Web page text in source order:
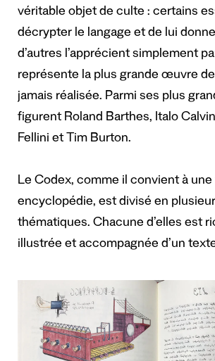
véritable objet de culte : certains
décrypter le langage et de lui
d’autres l’apprécient simplement
représente la plus grande œuvre
jamais réalisée. Parmi ses plus
figurent Roland Barthes, Italo
Fellini et Tim Burton.
Le Codex, comme il convient à
encyclopédie, est divisé en
thématiques. Chacune d’elles est
illustrée et accompagnée d’un